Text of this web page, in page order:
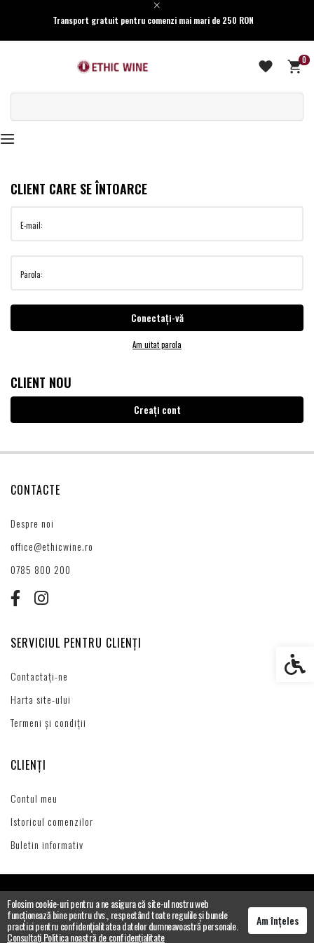
Transport gratuit pentru comenzi mai mari de 250 RON
0
CLIENT NOU
Creați cont
CLIENT CARE SE ÎNTOARCE
Am uitat parola
Folosim cookie-uri pentru a ne asigura că site-ul nostru web
funcționează bine pentru dvs., respectând toate regulile și bunele
practici pentru confidențialitatea datelor dumneavoastră personale.
Consultați Politica noastră de confidențialitate
Am înțeles
CONTACTE
Despre noi
office@ethicwine.ro
0785 800 200
SERVICIUL PENTRU CLIENȚI
Contactați-ne
Harta site-ului
Termeni și condiții
CLIENȚI
Contul meu
Istoricul comenzilor
Buletin informativ
Setări